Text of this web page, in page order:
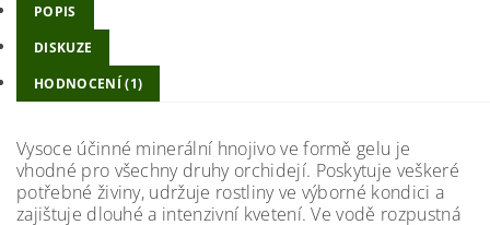
POPIS
DISKUZE
HODNOCENÍ (1)
Vysoce účinné minerální hnojivo ve formě gelu je
vhodné pro všechny druhy orchidejí. Poskytuje veškeré
potřebné živiny, udržuje rostliny ve výborné kondici a
zajištuje dlouhé a intenzivní kvetení. Ve vodě rozpustná